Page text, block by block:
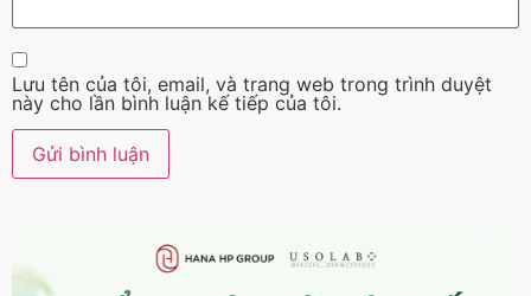
Lưu tên của tôi, email, và trang web trong trình duyệt
này cho lần bình luận kế tiếp của tôi.